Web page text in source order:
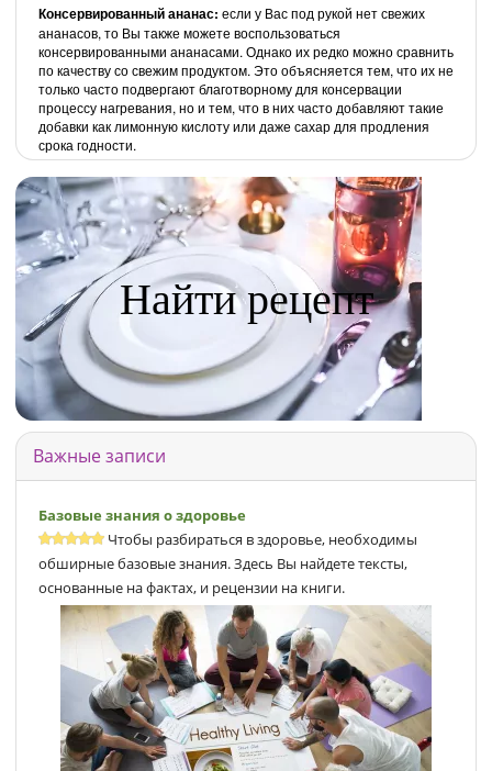
Консервированный ананас: если у Вас под рукой нет свежих
ананасов, то Вы также можете воспользоваться
консервированными ананасами. Однако их редко можно сравнить
по качеству со свежим продуктом. Это объясняется тем, что их не
только часто подвергают благотворному для консервации
процессу нагревания, но и тем, что в них часто добавляют такие
добавки как лимонную кислоту или даже сахар для продления
срока годности.
Найти рецепт
Важные записи
Базовые знания о здоровье
Чтобы разбираться в здоровье, необходимы
обширные базовые знания. Здесь Вы найдете тексты,
основанные на фактах, и рецензии на книги.